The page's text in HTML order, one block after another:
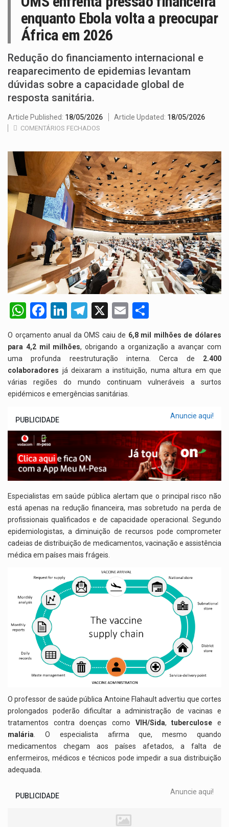
enquanto Ebola volta a preocupar
África em 2026
Redução do financiamento internacional e
reaparecimento de epidemias levantam
dúvidas sobre a capacidade global de
resposta sanitária.
Article Published: 18/05/2026 Article Updated: 18/05/2026
COMENTÁRIOS FECHADOS
W
at
s
A
p
F
ce
b
o
o
Li
n
ke
dI
n
T
el
e
gr
a
m
X
E
m
ail
h
ar
e
O orçamento anual da OMS caiu de 6,8 mil milhões de dólares
para 4,2 mil milhões, obrigando a organização a avançar com
uma profunda reestruturação interna. Cerca de 2.400
colaboradores já deixaram a instituição, numa altura em que
várias regiões do mundo continuam vulneráveis a surtos
epidémicos e emergências sanitárias.
PUBLICIDADE Anuncie aqui!
Especialistas em saúde pública alertam que o principal risco não
está apenas na redução financeira, mas sobretudo na perda de
profissionais qualificados e de capacidade operacional. Segundo
epidemiologistas, a diminuição de recursos pode comprometer
cadeias de distribuição de medicamentos, vacinação e assistência
médica em países mais frágeis.
O professor de saúde pública Antoine Flahaultadvertiu que cortes
prolongados poderão dificultar a administração de vacinas e
tratamentos contra doenças como VIH/Sida,tuberculose e
malária. O especialista afirma que, mesmo quando
medicamentos chegam aos países afetados, a falta de
enfermeiros, médicos e técnicos pode impedir a sua distribuição
adequada.
PUBLICIDADE Anuncie aqui!